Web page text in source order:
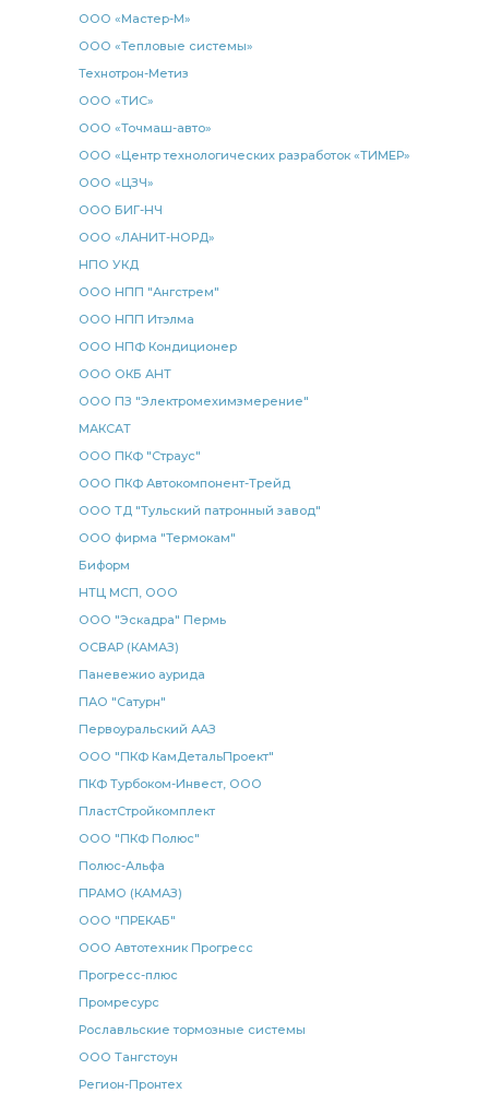
ООО «Мастер-М»
ООО «Тепловые системы»
Технотрон-Метиз
ООО «ТИС»
ООО «Точмаш-авто»
ООО «Центр технологических разработок «ТИМЕР»
ООО «ЦЗЧ»
ООО БИГ-НЧ
ООО «ЛАНИТ-НОРД»
НПО УКД
ООО НПП "Ангстрем"
ООО НПП Итэлма
ООО НПФ Кондиционер
ООО ОКБ АНТ
ООО ПЗ "Электромехимзмерение"
МАКСАТ
ООО ПКФ "Страус"
ООО ПКФ Автокомпонент-Трейд
ООО ТД "Тульский патронный завод"
ООО фирма "Термокам"
Биформ
НТЦ МСП, ООО
ООО "Эскадра" Пермь
ОСВАР (КАМАЗ)
Паневежио аурида
ПАО "Сатурн"
Первоуральский ААЗ
ООО "ПКФ КамДетальПроект"
ПКФ Турбоком-Инвест, ООО
ПластСтройкомплект
ООО "ПКФ Полюс"
Полюс-Альфа
ПРАМО (КАМАЗ)
ООО "ПРЕКАБ"
ООО Автотехник Прогресс
Прогресс-плюс
Промресурс
Рославльские тормозные системы
ООО Тангстоун
Регион-Пронтех